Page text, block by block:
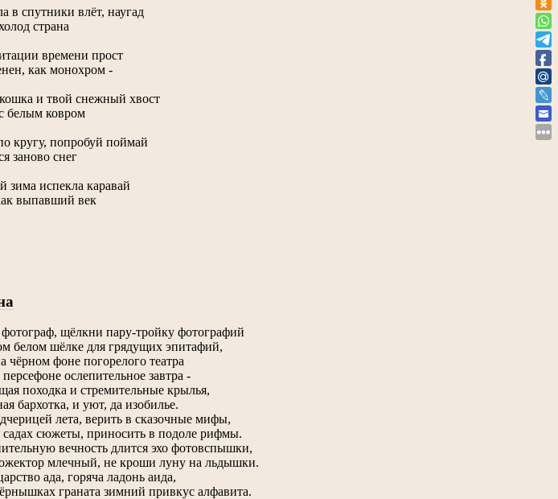
в спутники влёт, наугад
страна
времени прост
как монохром -
и твой снежный хвост
белым ковром
кругу, попробуй поймай
заново снег
зима испекла каравай
выпавший век
фотограф, щёлкни пару-тройку фотографий
белом шёлке для грядущих эпитафий,
чёрном фоне погорелого театра
ослепительное завтра -
походка и стремительные крылья,
бархотка, и уют, да изобилье.
лета, верить в сказочные мифы,
садах сюжеты, приносить в подоле рифмы.
вечность длится эхо фотовспышки,
млечный, не кроши луну на льдышки.
ада, горяча ладонь аида,
граната зимний привкус алфавита.